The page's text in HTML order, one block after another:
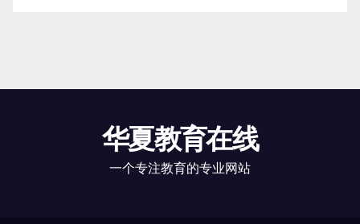
华夏教育在线
一个专注教育的专业网站